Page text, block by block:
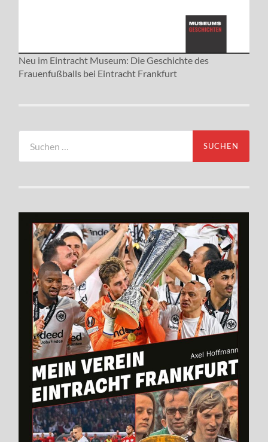
Neu im Eintracht Museum: Die Geschichte des
Frauenfußballs bei Eintracht Frankfurt
nach: